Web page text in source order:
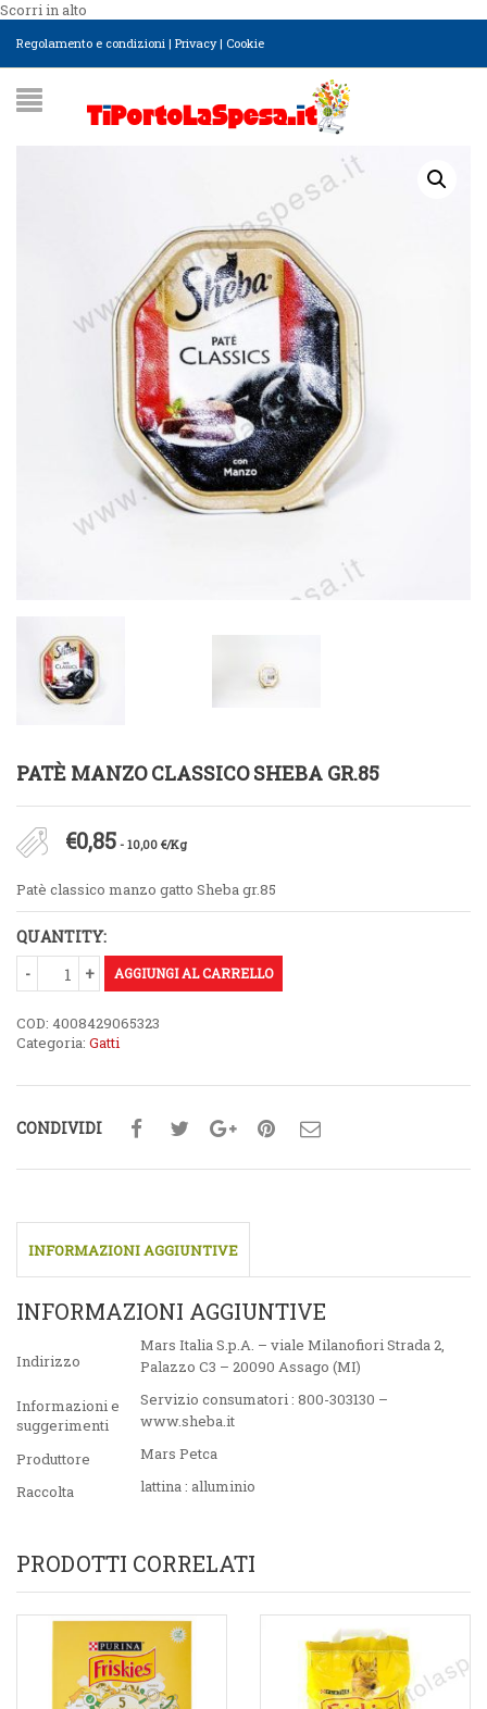
Scorri in alto
Regolamento e condizioni | Privacy| Cookie
PATÈ MANZO CLASSICO SHEBA GR.85
€0,85 - 10,00 €/Kg
Patè classico manzo gatto Sheba gr.85
QUANTITY:
AGGIUNGI AL CARRELLO
COD: 4008429065323
Categoria: Gatti
CONDIVIDI
INFORMAZIONI AGGIUNTIVE
INFORMAZIONI AGGIUNTIVE
Indirizzo
Mars Italia S.p.A. – viale Milanofiori Strada 2,
Palazzo C3 – 20090 Assago (MI)
Informazioni e
suggerimenti
Servizio consumatori : 800-303130 –
www.sheba.it
Produttore
Mars Petca
Raccolta
lattina : alluminio
PRODOTTI CORRELATI